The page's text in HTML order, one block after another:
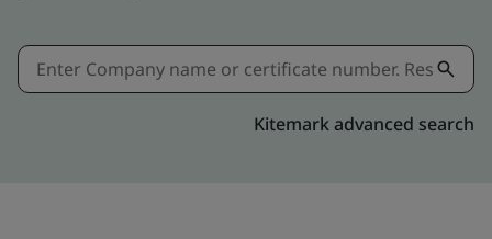
Kitemark advanced search